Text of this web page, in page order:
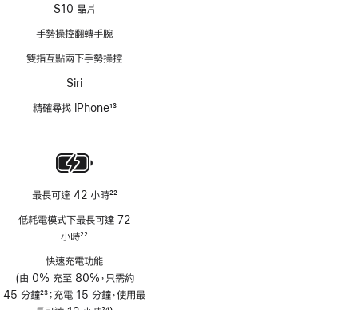
S10 晶片
手勢操控翻轉手腕
雙指互點兩下手勢操控
Siri
精確尋找 iPhone13
最長可達 42 小時22
低耗電模式下最長可達 72
小時22
快速充電功能
(由 0% 充至 80%，只需約
45 分鐘23；充電 15 分鐘，使用最